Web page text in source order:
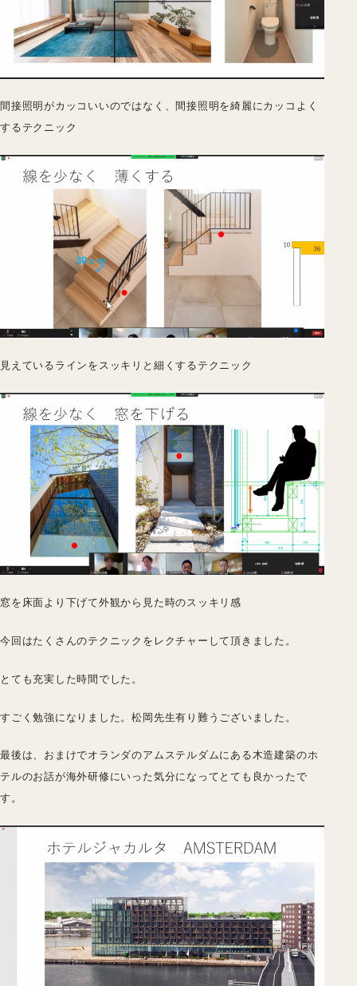
間接照明がカッコいいのではなく、間接照明を綺麗にカッコよく
するテクニック
見えているラインをスッキリと細くするテクニック
窓を床面より下げて外観から見た時のスッキリ感
今回はたくさんのテクニックをレクチャーして頂きました。
とても充実した時間でした。
すごく勉強になりました。松岡先生有り難うございました。
最後は、おまけでオランダのアムステルダムにある木造建築のホ
テルのお話が海外研修にいった気分になってとても良かったで
す。